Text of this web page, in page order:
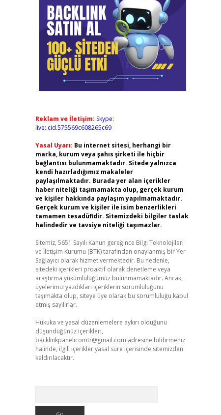
Reklam ve İletişim: Skype:
live:.cid.575569c608265c69
Yasal Uyarı: Bu internet sitesi, herhangi bir
marka, kurum veya şahıs şirketi ile hiçbir
bağlantısı bulunmamaktadır. Sitede yalnızca
kendi hazırladığımız makaleler
paylaşılmaktadır. Burada yer alan içerikler
haber niteliği taşımamakta olup, gerçek kurum
ve kişiler hakkında paylaşım yapılmamaktadır.
Gerçek kurum ve kişiler ile isim benzerlikleri
tamamen tesadüfidir. Sitemizdeki bilgiler taslak
halindedir ve tavsiye niteliği taşımazlar.
Sitemiz, 5651 Sayılı Kanun gereğince Bilgi Teknolojileri
ve İletişim Kurumu (BTK) tarafından onaylanmış bir Yer
Sağlayıcı olarak hizmet vermektedir. Bu nedenle,
sitedeki içerikleri proaktif olarak denetleme veya
araştırma yükümlülüğümüz bulunmamaktadır. Ancak,
üyelerimiz yazdıkları içeriklerin sorumluluğunu
taşımakta olup, siteye üye olarak bu sorumluluğu kabul
etmiş sayılırlar.
Hukuka ve yasal düzenlemelere aykırı olduğunu
düşündüğünüz içerikleri,
backlinkpanelicomtr@gmail.com adresine bildirmeniz
halinde, ilgili içerikler yasal süre içerisinde sitemizden
kaldırılacaktır.